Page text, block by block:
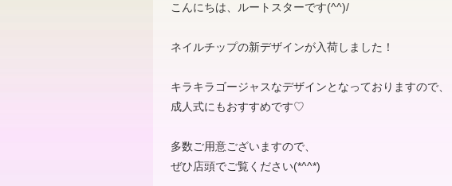
こんにちは、ルートスターです(^^)/
ネイルチップの新デザインが入荷しました！
キラキラゴージャスなデザインとなっておりますので、
成人式にもおすすめです♡
多数ご用意ございますので、
ぜひ店頭でご覧ください(*^^*)